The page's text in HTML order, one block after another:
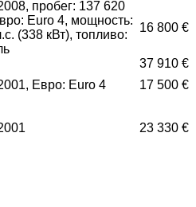
пробег: 137 620
Euro 4, мощность:
(338 кВт), топливо:
16 800 €
37 910 €
Евро: Euro 4
17 500 €
23 330 €